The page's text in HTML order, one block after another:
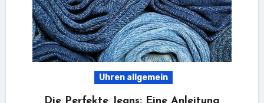
Uhren allgemein
Die Perfekte Jeans: Eine Anleitung